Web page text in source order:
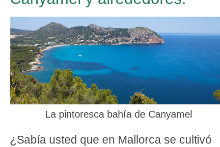
La pintoresca bahía de Canyamel
¿Sabía usted que en Mallorca se cultivó